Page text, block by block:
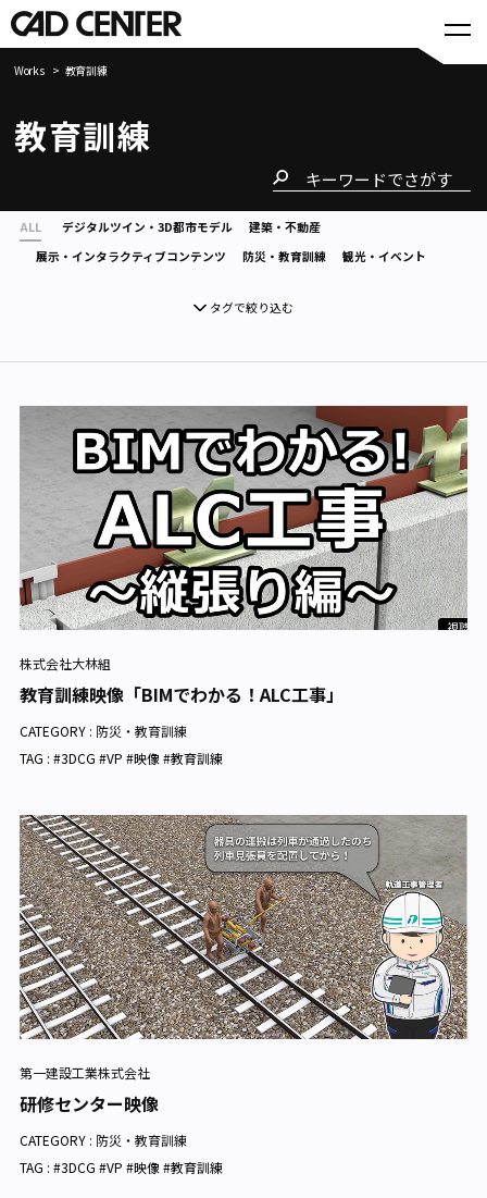
Works 教育訓練
教育訓練
ALL デジタルツイン・3D都市モデル
建築・不動産
展示・インタラクティブコンテンツ
防災・教育訓練 観光・イベント
タグで絞り込む
株式会社大林組
教育訓練映像「BIMでわかる！ALC工事」
CATEGORY : 防災・教育訓練
TAG : #3DCG #VP #映像 #教育訓練
第一建設工業株式会社
研修センター映像
CATEGORY : 防災・教育訓練
TAG : #3DCG #VP #映像 #教育訓練